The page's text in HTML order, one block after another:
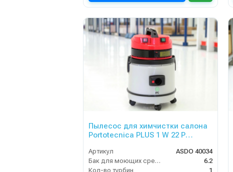
Пылесос для химчистки салона
Portotecnica PLUS 1 W 22 P
Артикул
ASDO 40034
Бак для моющих средств
6.2
Кол-во турбин
1